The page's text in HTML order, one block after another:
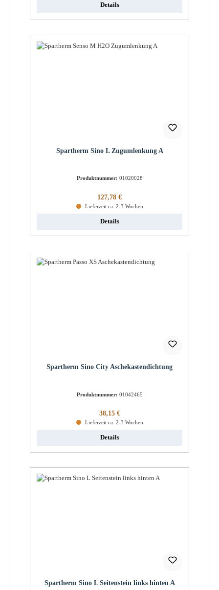
Details
Spartherm Sino L Zugumlenkung A
Produktnummer: 01020028
Regulärer Preis:
127,78 €
Lieferzeit ca. 2-3 Wochen
Details
Spartherm Sino City Aschekastendichtung
Produktnummer: 01042465
Regulärer Preis:
38,15 €
Lieferzeit ca. 2-3 Wochen
Details
Spartherm Sino L Seitenstein links hinten A